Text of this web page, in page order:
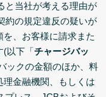
と当社が考える理由が
約の規定違反の疑いが
、お客様に請求また
(以下「チャージバッ
ックの金額のほか、料
金融機関、もしくは